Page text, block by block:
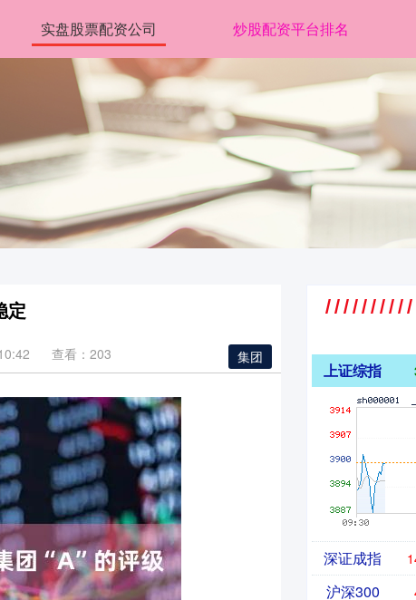
实盘股票配资公司 炒股配资平台排名
定
集团
查看：203
上证综指
深证成指
沪深300